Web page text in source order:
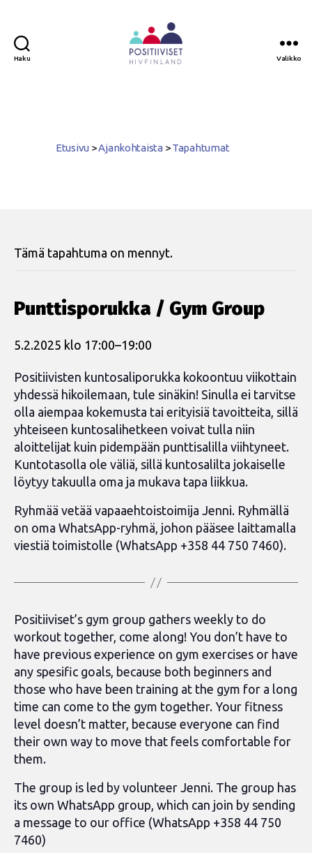
Haku Valikko
Etusivu >Ajankohtaista >Tapahtumat
Tämä tapahtuma on mennyt.
Punttisporukka / Gym Group
5.2.2025 klo 17:00–19:00
Positiivisten kuntosaliporukka kokoontuu viikottain
yhdessä hikoilemaan, tule sinäkin! Sinulla ei tarvitse
olla aiempaa kokemusta tai erityisiä tavoitteita, sillä
yhteiseen kuntosalihetkeen voivat tulla niin
aloittelijat kuin pidempään punttisalilla viihtyneet.
Kuntotasolla ole väliä, sillä kuntosalilta jokaiselle
löytyy takuulla oma ja mukava tapa liikkua.
Ryhmää vetää vapaaehtoistoimija Jenni. Ryhmällä
on oma WhatsApp-ryhmä, johon pääsee laittamalla
viestiä toimistolle (WhatsApp +358 44 750 7460).
Positiiviset’s gym group gathers weekly to do
workout together, come along! You don’t have to
have previous experience on gym exercises or have
any spesific goals, because both beginners and
those who have been training at the gym for a long
time can come to the gym together. Your fitness
level doesn’t matter, because everyone can find
their own way to move that feels comfortable for
them.
The group is led by volunteer Jenni. The group has
its own WhatsApp group, which can join by sending
a message to our office (WhatsApp +358 44 750
7460)